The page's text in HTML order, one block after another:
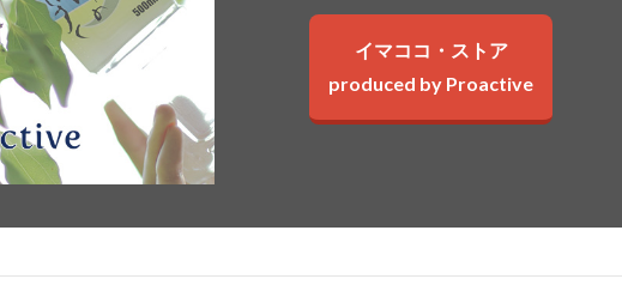
イマココ・ストア
produced by Proactive